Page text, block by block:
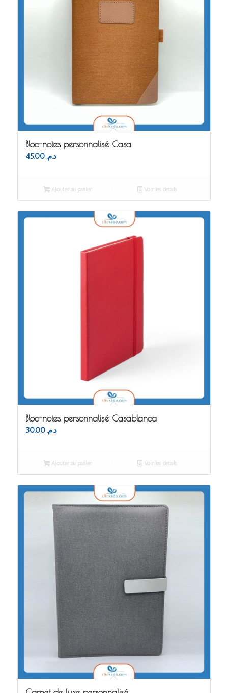
Bloc-notes personnalisé Casa
د.م. 45.00
Ajouter au panier Voir les détails
Bloc-notes personnalisé Casablanca
د.م. 30.00
Ajouter au panier Voir les détails